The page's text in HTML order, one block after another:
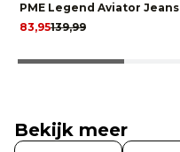
PME Legend Aviator Jeans
139,99
83,95
Bekijk meer